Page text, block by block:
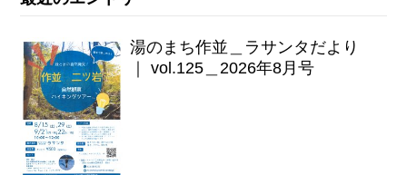
湯のまち作並＿ラサンタだより
｜ vol.125＿2026年8月号